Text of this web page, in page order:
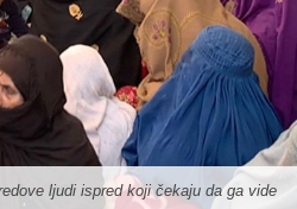
ljudi ispred koji čekaju da ga vide